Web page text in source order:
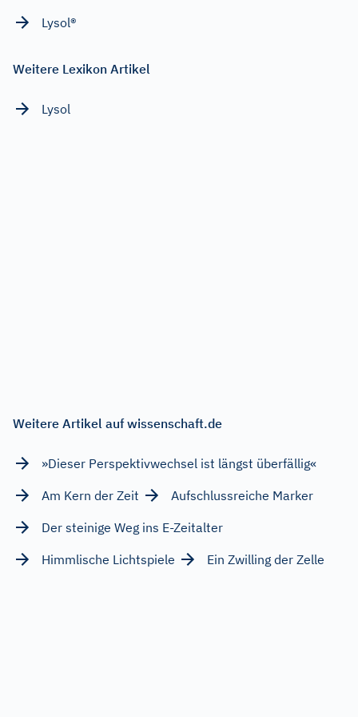
Lysol®
Weitere Lexikon Artikel
Lysol
Weitere Artikel auf wissenschaft.de
»Dieser Perspektivwechsel ist längst überfällig«
Am Kern der Zeit
Aufschlussreiche Marker
Der steinige Weg ins E-Zeitalter
Himmlische Lichtspiele
Ein Zwilling der Zelle